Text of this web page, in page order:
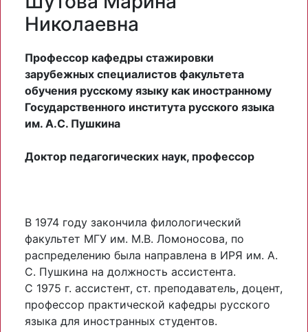
Николаевна
Профессор кафедры стажировки
зарубежных специалистов факультета
обучения русскому языку как иностранному
Государственного института русского языка
им. А.С. Пушкина
Доктор педагогических наук, профессор
В 1974 году закончила филологический
факультет МГУ им. М.В. Ломоносова, по
распределению была направлена в ИРЯ им. А.
С. Пушкина на должность ассистента.
С 1975 г. ассистент, ст. преподаватель, доцент,
профессор практической кафедры русского
языка для иностранных студентов.